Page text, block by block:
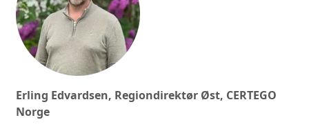
Erling Edvardsen, Regiondirektør Øst, CERTEGO
Norge